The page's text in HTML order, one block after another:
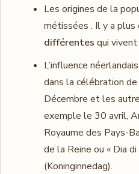
Les origines de la
métissées . Il y a plus
différentes qui vivent
L’influence
dans la célébration de
Décembre et les
exemple le 30 avril,
Royaume des Pays-
de la Reine ou « Dia di
(Koninginnedag).